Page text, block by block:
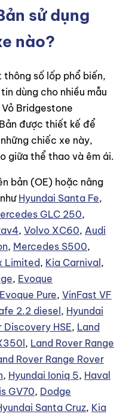
sử dụng
nào?
số lốp phổ biến,
dùng cho nhiều mẫu
Bridgestone
được thiết kế để
chiếc xe này,
giữa thể thao và êm ái.
bản (OE) hoặc nâng
Hyundai Santa Fe,
GLC 250,
, Volvo XC60, Audi
, Mercedes S500,
Limited, Kia Carnival,
, Evoque
Evoque Pure, VinFast VF
2.2 diesel, Hyundai
Discovery HSE, Land
, Land Rover Range
Rover Range Rover
, Hyundai Ioniq 5, Haval
GV70, Dodge
Santa Cruz, Kia